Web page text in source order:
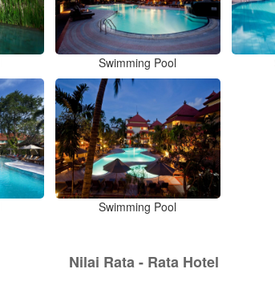
Swimming Pool
Swimming Pool
Nilai Rata - Rata Hotel